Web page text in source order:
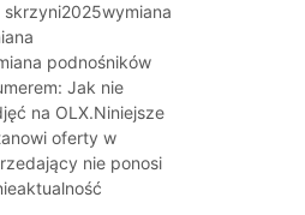
podnośników
Jak nie
na OLX.Niniejsze
oferty w
nie ponosi